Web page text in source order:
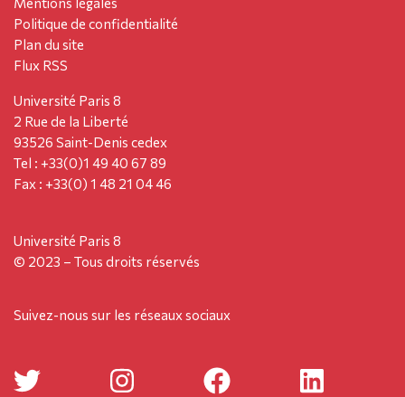
Politique de confidentialité
Plan du site
Flux RSS
Université Paris 8
2 Rue de la Liberté
93526 Saint-Denis cedex
Tel : +33(0)1 49 40 67 89
Fax : +33(0) 1 48 21 04 46
Université Paris 8
© 2023 – Tous droits réservés
Suivez-nous sur les réseaux sociaux